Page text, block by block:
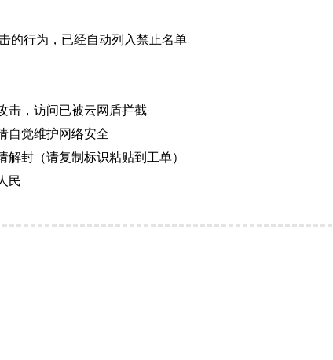
的行为，已经自动列入禁止名单
击，访问已被云网盾拦截
自觉维护网络安全
封（请复制标识粘贴到工单）
民